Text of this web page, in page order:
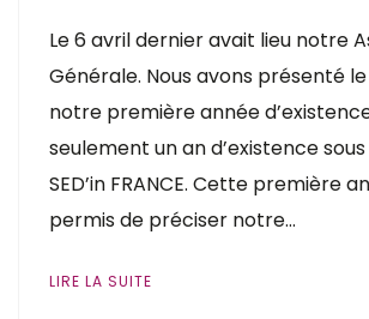
Le 6 avril dernier avait lieu notre
Générale. Nous avons présenté
notre première année
seulement un an d’existence
SED’in FRANCE. Cette première
permis de préciser notre…
LIRE LA SUITE